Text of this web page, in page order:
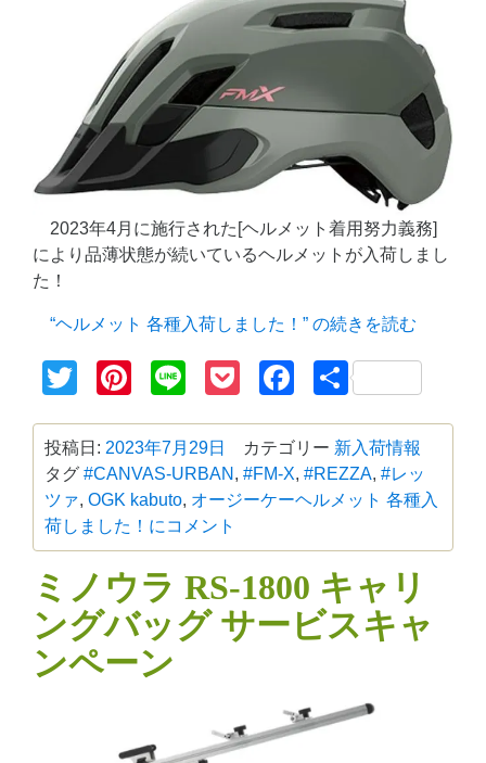
2023年4月に施行された[ヘルメット着用努力義務]
により品薄状態が続いているヘルメットが入荷しまし
た！
“ヘルメット 各種入荷しました！” の続きを読む
TwitterPinterest
Line PocketFacebook
共
有
投稿日: 2023年7月29日 カテゴリー 新入荷情報
タグ #CANVAS-URBAN , #FM-X, #REZZA, #レッ
ツァ, OGK kabuto, オージーケーヘルメット 各種入
荷しました！に コメント
ミノウラ RS-1800 キャリ
ングバッグ サービスキャ
ンペーン